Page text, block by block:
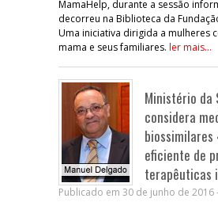
MamaHelp, durante a sessão
decorreu na Biblioteca da
Uma iniciativa dirigida a mulheres
mama e seus familiares. ler mais...
Ministério da
considera
biossimilares
eficiente de
terapêuticas
Publicado em 30 de junho de 2016